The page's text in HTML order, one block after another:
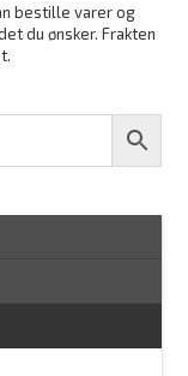
bestille varer og
du ønsker. Frakten